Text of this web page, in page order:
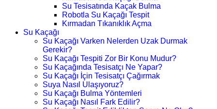
Su Tesisatında Kaçak Bulma
Robotla Su Kaçağı Tespit
Kırmadan Tıkanıklık Açma
Su Kaçağı
Su Kaçağı Varken Nelerden Uzak Durmak
Gerekir?
Su Kaçağı Tespiti Zor Bir Konu Mudur?
Su Kaçağında Tesisatçı Ne Yapar?
Su Kaçağı İçin Tesisatçı Çağırmak
Suya Nasıl Ulaşıyoruz?
Su Kaçağı Bulma Yöntemleri
Su Kaçağı Nasıl Fark Edilir?